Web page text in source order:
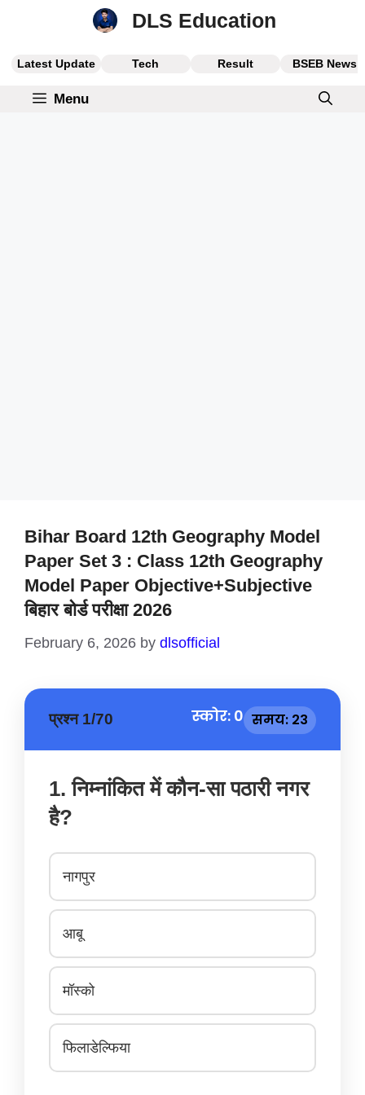
DLS Education
Latest Update Tech Result BSEB News
Menu
Bihar Board 12th Geography Model
Paper Set 3 : Class 12th Geography
Model Paper Objective+Subjective
बिहार बोर्ड परीक्षा 2026
February 6, 2026 by dlsofficial
प्रश्न 1/70 स्कोर: 0 समय: 23
1. निम्नांकित में कौन-सा पठारी नगर
है?
नागपुर
आबू
मॉस्को
फिलाडेल्फिया